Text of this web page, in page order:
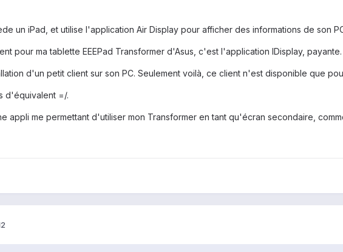
un iPad, et utilise l'application Air Display pour afficher des informations de son
pour ma tablette EEEPad Transformer d'Asus, c'est l'application IDisplay, payante.
d'un petit client sur son PC. Seulement voilà, ce client n'est disponible que
d'équivalent =/.
appli me permettant d'utiliser mon Transformer en tant qu'écran secondaire,